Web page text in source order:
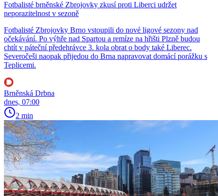
Fotbalisté brněnské Zbrojovky zkusí proti Liberci udržet
neporazitelnost v sezoně
Fotbalisté Zbrojovky Brno vstoupili do nové ligové sezony nad
očekávání. Po výhře nad Spartou a remíze na hřišti Plzně budou
chtít v páteční předehrávce 3. kola obrat o body také Liberec.
Severočeši naopak přijedou do Brna napravovat domácí porážku s
Teplicemi.
Brněnská Drbna
dnes, 07:00
2 min